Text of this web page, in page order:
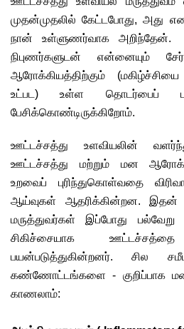
முதன்முதலில் கேட்டபோது, ​​அது
நான் உள்ளுணர்வாக அறிந்தேன்.
நிபுணர்களுடன் என்னையும்
ஆரோக்கியத்திற்கும்
உட்பட) உள்ள தொடர்பைப்
பேசிக்கொண்டிருக்கிறோம்.
ஊட்டச்சத்து உளவியலின்
ஊட்டச்சத்து மற்றும் மன
உறவைப் புரிந்துகொள்வதை
ஆய்வுகள் ஆதரிக்கின்றன. இதன்
மருத்துவர்கள் இப்போது
சிகிச்சையாக
பயன்படுத்துகின்றனர். சில
கண்ணோட்டங்களை - குறிப்பாக
காணலாம்: